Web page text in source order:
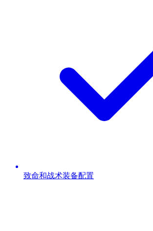
致命和战术装备配置